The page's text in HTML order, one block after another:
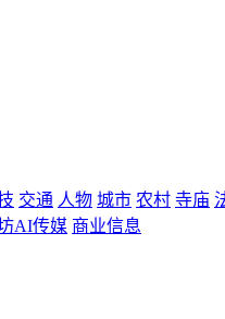
交通 人物 城市 农村 寺庙
AI传媒 商业信息